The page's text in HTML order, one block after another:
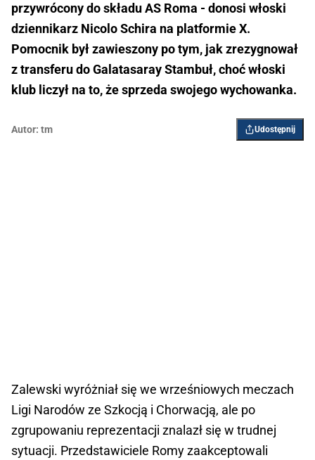
przywrócony do składu AS Roma - donosi włoski
dziennikarz Nicolo Schira na platformie X.
Pomocnik był zawieszony po tym, jak zrezygnował
z transferu do Galatasaray Stambuł, choć włoski
klub liczył na to, że sprzeda swojego wychowanka.
Autor: tm Udostępnij
Zalewski wyróżniał się we wrześniowych meczach
Ligi Narodów ze Szkocją i Chorwacją, ale po
zgrupowaniu reprezentacji znalazł się w trudnej
sytuacji. Przedstawiciele Romy zaakceptowali